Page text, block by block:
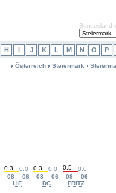
Bundesland
H I J K L M N O P
Österreich Steiermark
08 06 08 06 08
06
LIF DC FRITZ
0.3 0.0 0.3 0.0 0.5 0.0